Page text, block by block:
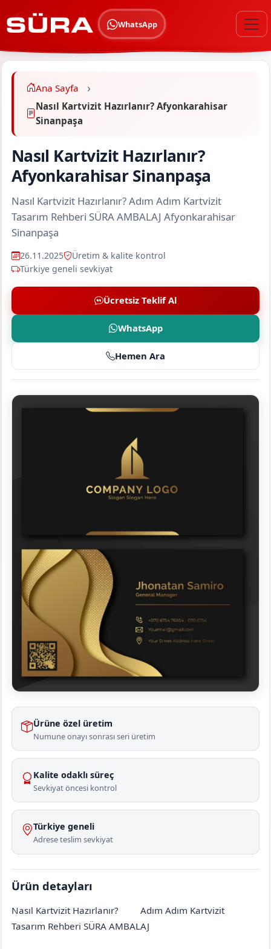
WhatsApp
Ana Sayfa
Nasıl Kartvizit Hazırlanır? Afyonkarahisar
Sinanpaşa
Nasıl Kartvizit Hazırlanır?
Afyonkarahisar Sinanpaşa
Nasıl Kartvizit Hazırlanır? Adım Adım Kartvizit
Tasarım Rehberi SÜRA AMBALAJ Afyonkarahisar
Sinanpaşa
26.11.2025
Üretim & kalite kontrol
Türkiye geneli sevkiyat
Ücretsiz Teklif Al
WhatsApp
Hemen Ara
Ürüne özel üretim
Numune onayı sonrası seri üretim
Kalite odaklı süreç
Sevkiyat öncesi kontrol
Türkiye geneli
Adrese teslim sevkiyat
Ürün detayları
Nasıl Kartvizit Hazırlanır?
Adım Adım Kartvizit
Tasarım Rehberi SÜRA AMBALAJ